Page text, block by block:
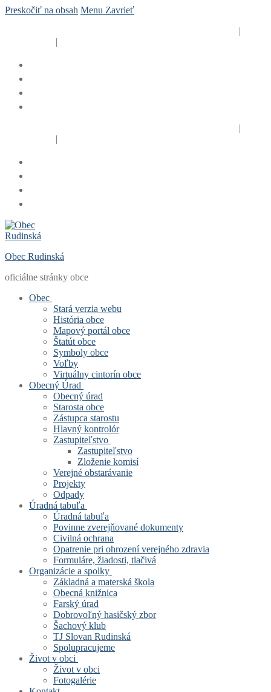
Preskočiť na obsah Menu Zavrieť
|
|
|
|
Obec Rudinská
oficiálne stránky obce
Obec
Stará verzia webu
História obce
Mapový portál obce
Štatút obce
Symboly obce
Voľby
Virtuálny cintorín obce
Obecný Úrad
Obecný úrad
Starosta obce
Zástupca starostu
Hlavný kontrolór
Zastupiteľstvo
Zastupiteľstvo
Zloženie komisí
Verejné obstarávanie
Projekty
Odpady
Úradná tabuľa
Úradná tabuľa
Povinne zverejňované dokumenty
Civilná ochrana
Opatrenie pri ohrození verejného zdravia
Formuláre, žiadosti, tlačivá
Organizácie a spolky
Základná a materská škola
Obecná knižnica
Farský úrad
Dobrovoľný hasičský zbor
Šachový klub
TJ Slovan Rudinská
Spolupracujeme
Život v obci
Život v obci
Fotogalérie